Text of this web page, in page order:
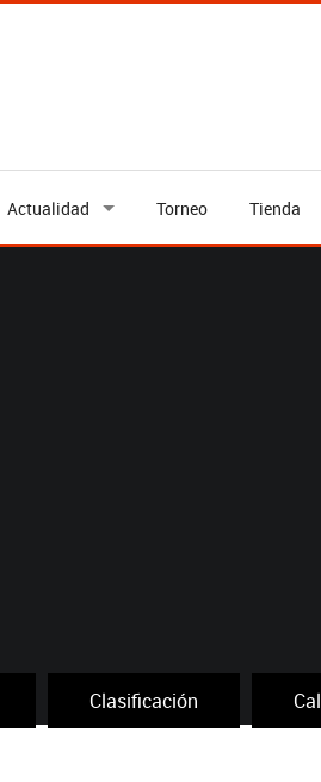
Actualidad Torneo Tienda
Clasificación